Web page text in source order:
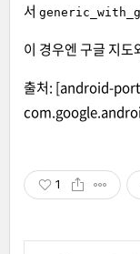
서
이 경우엔 구글 지
출처: [android-
1